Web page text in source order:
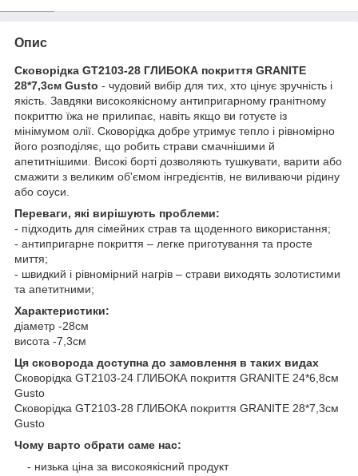
Опис
Сковорідка GT2103-28 ГЛИБОКА покриття GRANITE
28*7,3см Gusto - чудовий вибір для тих, хто цінує зручність і
якість. Завдяки високоякісному антипригарному гранiтному
покриттю їжа не прилипає, навіть якщо ви готуєте із
мінімумом олії. Сковорідка добре утримує тепло і рівномірно
його розподіляє, що робить страви смачнішими й
апетитнішими. Високі борті дозволяють тушкувати, варити або
смажити з великим об'ємом інгредієнтів, не виливаючи рідину
або соуси.
Переваги, які вирішують проблеми:
- підходить для сімейних страв та щоденного використання;
- антипригарне покриття – легке приготування та просте
миття;
- швидкий і рівномірний нагрів – страви виходять золотистими
та апетитними;
Характеристики:
діаметр -28см
висота -7,3см
Ця сковорода доступна до замовлення в таких видах
Сковорідка GT2103-24 ГЛИБОКА покриття GRANITE 24*6,8см
Gusto
Сковорідка GT2103-28 ГЛИБОКА покриття GRANITE 28*7,3см
Gusto
Чому варто обрати саме нас:
- низька ціна за високоякісний продукт